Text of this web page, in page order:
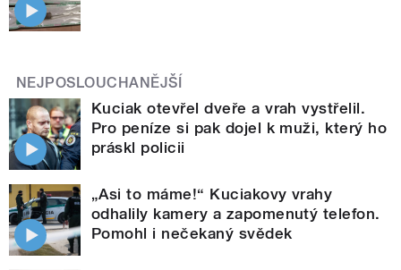
NEJPOSLOUCHANĚJŠÍ
Kuciak otevřel dveře a vrah vystřelil.
Pro peníze si pak dojel k muži, který ho
práskl policii
„Asi to máme!“ Kuciakovy vrahy
odhalily kamery a zapomenutý telefon.
Pomohl i nečekaný svědek